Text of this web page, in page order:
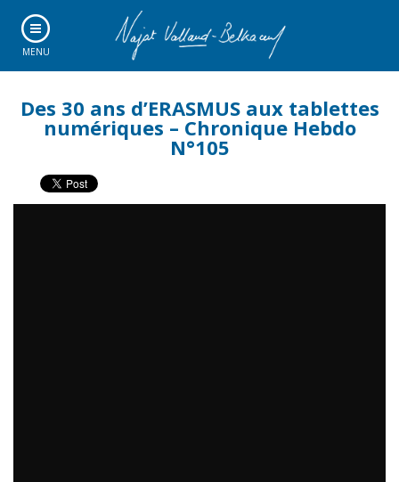
MENU
Des 30 ans d’ERASMUS aux tablettes
numériques – Chronique Hebdo
N°105